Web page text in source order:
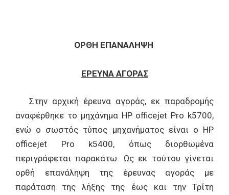
ΟΡΘΗ ΕΠΑΝΑΛΗΨΗ
ΕΡΕΥΝΑ ΑΓΟΡΑΣ
Στην αρχική έρευνα αγοράς, εκ παραδρομής
αναφέρθηκε το μηχάνημα HP officejet Pro k5700,
ενώ ο σωστός τύπος μηχανήματος είναι ο HP
officejet Pro k5400, όπως διορθωμένα
περιγράφεται παρακάτω. Ως εκ τούτου γίνεται
ορθή επανάληψη της έρευνας αγοράς με
παράταση της λήξης της έως και την Τρίτη